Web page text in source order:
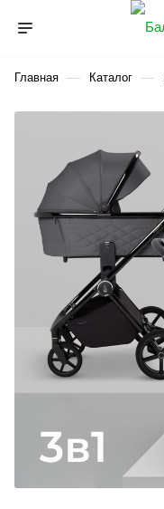
Главная — Каталог —